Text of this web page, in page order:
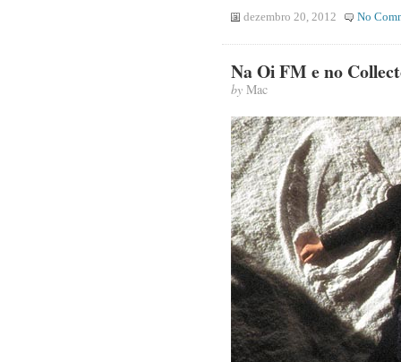
dezembro 20, 2012 No
Na Oi FM e no
byMac